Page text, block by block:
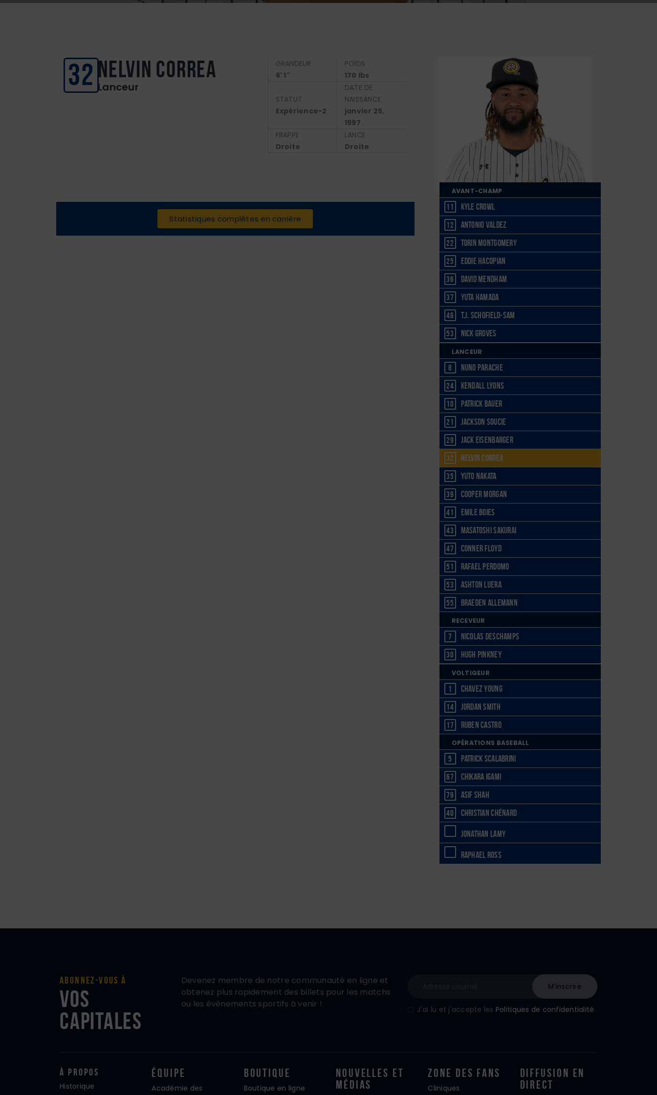
32 Nelvin Correa
Lanceur
GRANDEUR
6' 1"
POIDS
170 lbs
STATUT
Expérience-2
DATE DE
NAISSANCE
janvier 25,
1997
FRAPPE
Droite
LANCE
Droite
Statistiques complètes en carrière
AVANT-CHAMP
11 Kyle Crowl
12 Antonio Valdez
22 Torin Montgomery
25 Eddie Hacopian
36 David Mendham
37 Yuta Hamada
46 T.J. Schofield-Sam
53 Nick Groves
LANCEUR
8 Nuno Parache
24 Kendall Lyons
10 Patrick Bauer
21 Jackson Soucie
29 Jack Eisenbarger
32 Nelvin Correa
35 Yuto Nakata
39 Cooper Morgan
41 Emile Boies
43 Masatoshi Sakurai
47 Conner Floyd
51 Rafael Perdomo
53 Ashton Luera
55 Braeden Allemann
RECEVEUR
7 Nicolas Deschamps
30 Hugh Pinkney
VOLTIGEUR
1 Chavez Young
14 Jordan Smith
17 Ruben Castro
OPÉRATIONS BASEBALL
5 Patrick Scalabrini
67 Chikara Igami
79 Asif Shah
40 Christian Chénard
Jonathan Lamy
Raphael Ross
Abonnez-vous à
vos
Capitales
Devenez membre de notre communauté en ligne et
obtenez plus rapidement des billets pour les matchs
ou les événements sportifs à venir !
J'ai lu et j'accepte les Politiques de confidentialité.
À propos
Historique
Équipe
Académie des
Boutique
Boutique en ligne
Nouvelles Et
Médias
Zone Des Fans
Cliniques
Diffusion En
Direct